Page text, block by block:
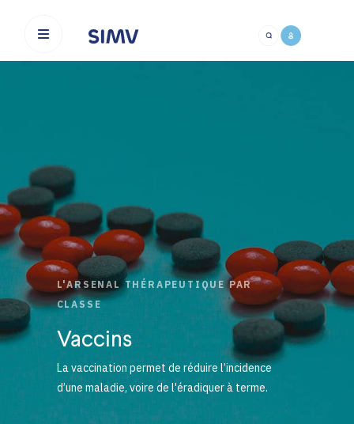
L'ARSENAL THÉRAPEUTIQUE PAR
CLASSE
Vaccins
La vaccination permet de réduire l’incidence
d’une maladie, voire de l'éradiquer à terme.